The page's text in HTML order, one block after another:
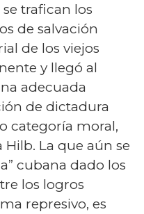
trafican los
de salvación
de los viejos
y llegó al
adecuada
de dictadura
categoría moral,
La que aún se
cubana dado los
los logros
represivo, es